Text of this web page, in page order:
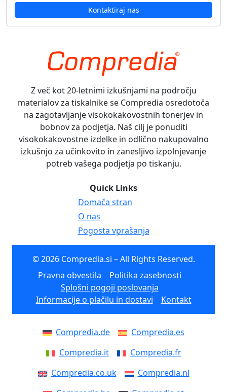
Kontaktiraj nas
Z več kot 20-letnimi izkušnjami na področju
materialov za tiskalnike se Compredia osredotoča
na zagotavljanje visokokakovostnih tonerjev in
bobnov za podjetja. Naš cilj je ponuditi
visokokakovostne izdelke in odlično nakupovalno
izkušnjo za učinkovito in zanesljivo izpolnjevanje
potreb vašega podjetja po tiskanju.
Quick Links
Domača stran
O nas
Pogosta vprašanja
© 2026 Compredia.si – All Rights Reserved.
Pravna obvestila
Politika zasebnosti
Splošni pogoji poslovanja
Informacije o plačilu in dostavi
Kontakt
Compredia.de
Compredia.es
Compredia.it
Compredia.fr
Compredia.co.uk
Compredia.nl